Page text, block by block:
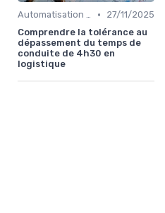
Automatisation processus •
27/11/2025
Comprendre la tolérance au
dépassement du temps de
conduite de 4h30 en
logistique